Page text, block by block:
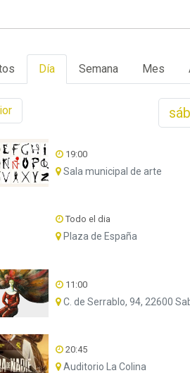
Día Semana Mes
19:00
Sala municipal de arte
Todo el dia
Plaza de España
11:00
C. de Serrablo, 94, 22600
20:45
Auditorio La Colina